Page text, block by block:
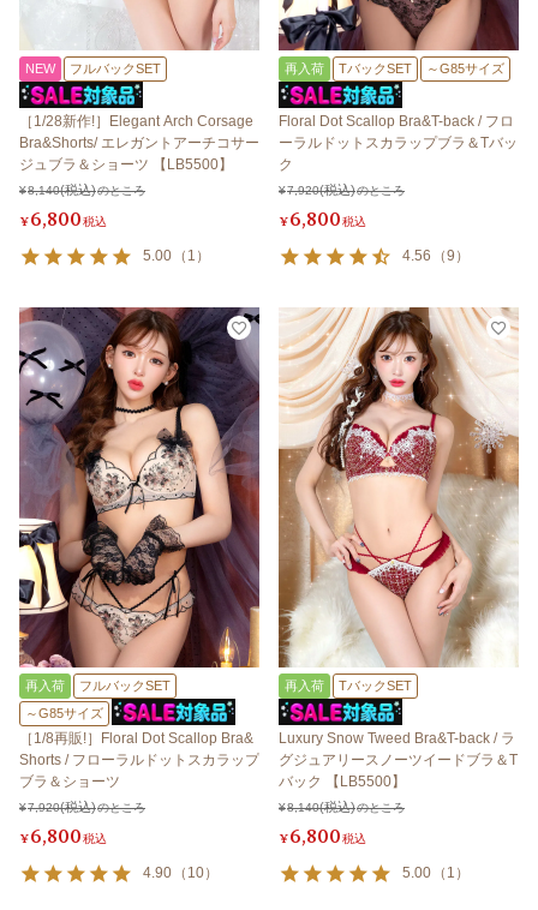
NEW フルバックSET
［1/28新作!］Elegant Arch Corsage
Bra&Shorts/ エレガントアーチコサー
ジュブラ＆ショーツ 【LB5500】
¥8,140 のところ
¥6,800税込
5.00 （ 1 ）
再入荷 TバックSET ～G85サイズ
Floral Dot Scallop Bra&T-back / フロ
ーラルドットスカラップブラ＆Tバッ
ク
¥7,920 のところ
¥6,800税込
4.56 （9 ）
再入荷
フルバックSET
～G85サイズ
［1/8再販!］Floral Dot Scallop Bra&
Shorts / フローラルドットスカラップ
ブラ＆ショーツ
¥7,920 のところ
¥6,800税込
4.90 （ 10）
再入荷 TバックSET
Luxury Snow Tweed Bra&T-back / ラ
グジュアリースノーツイードブラ＆T
バック 【LB5500】
¥8,140 のところ
¥6,800税込
5.00 （ 1 ）